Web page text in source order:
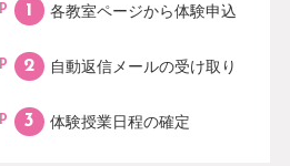
各教室ページから体験申込
自動返信メールの受け取り
体験授業日程の確定